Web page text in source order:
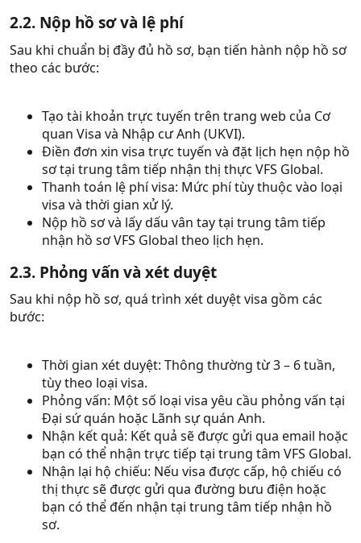
2.2. Nộp hồ sơ và lệ phí
Sau khi chuẩn bị đầy đủ hồ sơ, bạn tiến hành nộp hồ sơ
theo các bước:
Tạo tài khoản trực tuyến trên trang web của Cơ
quan Visa và Nhập cư Anh (UKVI).
Điền đơn xin visa trực tuyến và đặt lịch hẹn nộp hồ
sơ tại trung tâm tiếp nhận thị thực VFS Global.
Thanh toán lệ phí visa: Mức phí tùy thuộc vào loại
visa và thời gian xử lý.
Nộp hồ sơ và lấy dấu vân tay tại trung tâm tiếp
nhận hồ sơ VFS Global theo lịch hẹn.
2.3. Phỏng vấn và xét duyệt
Sau khi nộp hồ sơ, quá trình xét duyệt visa gồm các
bước:
Thời gian xét duyệt: Thông thường từ 3 – 6 tuần,
tùy theo loại visa.
Phỏng vấn: Một số loại visa yêu cầu phỏng vấn tại
Đại sứ quán hoặc Lãnh sự quán Anh.
Nhận kết quả: Kết quả sẽ được gửi qua email hoặc
bạn có thể nhận trực tiếp tại trung tâm VFS Global.
Nhận lại hộ chiếu: Nếu visa được cấp, hộ chiếu có
thị thực sẽ được gửi qua đường bưu điện hoặc
bạn có thể đến nhận tại trung tâm tiếp nhận hồ
sơ.